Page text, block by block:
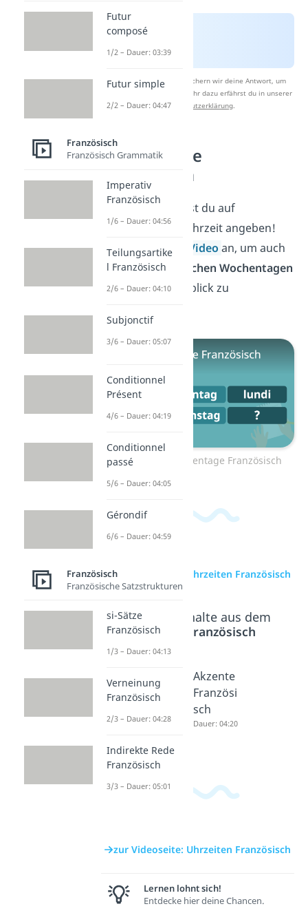
Nach Beantwortung speichern wir deine Antwort, um
Studyflix zu verbessern. Mehr dazu erfährst du in unserer
Datenschutzerklärung.
Wochentage
Französisch
Super, jetzt kannst du auf
Französisch die Uhrzeit angeben!
Schau dir dieses
Video an, um auch
bei denfranzösischen Wochentagen
den vollen Durchblick zu
Zum Video: Wochentage Französisch
zur Videoseite: Uhrzeiten Französisch
Beliebte Inhalte aus dem
Bereich
Französisch
Farben
Französi
Dauer: 04:27
t
sch
Akzente
Französi
sch
Dauer: 04:20
zur Videoseite: Uhrzeiten Französisch
Lernen lohnt sich!
Entdecke hier deine Chancen.
Futur
composé
1/2 – Dauer: 03:39
Futur simple
2/2 – Dauer: 04:47
Französisch
Französisch Grammatik
Imperativ
Französisch
1/6 – Dauer: 04:56
Teilungsartike
l Französisch
2/6 – Dauer: 04:10
Subjonctif
3/6 – Dauer: 05:07
Conditionnel
Présent
4/6 – Dauer: 04:19
Conditionnel
passé
5/6 – Dauer: 04:05
Gérondif
6/6 – Dauer: 04:59
Französisch
Französische Satzstrukturen
si-Sätze
Französisch
1/3 – Dauer: 04:13
Verneinung
Französisch
2/3 – Dauer: 04:28
Indirekte Rede
Französisch
3/3 – Dauer: 05:01